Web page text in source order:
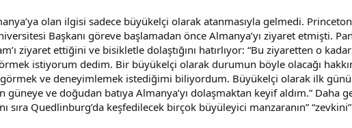
olan ilgisi sadece büyükelçi olarak atanmasıyla gelmedi.
Başkanı göreve başlamadan önce Almanya’yı ziyaret etmişti.
ziyaret ettiğini ve bisikletle dolaştığını hatırlıyor: “Bu ziyaretten o
istiyorum dedim. Bir büyükelçi olarak durumun böyle olacağı
ve deneyimlemek istediğimi biliyordum. Büyükelçi olarak ilk
güneye ve doğudan batıya Almanya’yı dolaşmaktan keyif aldım.” Daha
sıra Quedlinburg’da keşfedilecek birçok büyüleyici manzaranın” “zevkini”